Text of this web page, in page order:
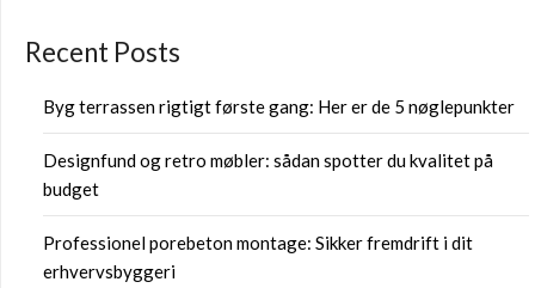
Recent Posts
Byg terrassen rigtigt første gang: Her er de 5 nøglepunkter
Designfund og retro møbler: sådan spotter du kvalitet på
budget
Professionel porebeton montage: Sikker fremdrift i dit
erhvervsbyggeri